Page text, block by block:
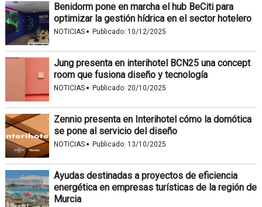
Benidorm pone en marcha el hub BeCiti para
optimizar la gestión hídrica en el sector hotelero
NOTICIAS · Publicado: 10/12/2025
Jung presenta en interihotel BCN25 una concept
room que fusiona diseño y tecnología
NOTICIAS · Publicado: 20/10/2025
Zennio presenta en Interihotel cómo la domótica
se pone al servicio del diseño
NOTICIAS · Publicado: 13/10/2025
Ayudas destinadas a proyectos de eficiencia
energética en empresas turísticas de la región de
Murcia